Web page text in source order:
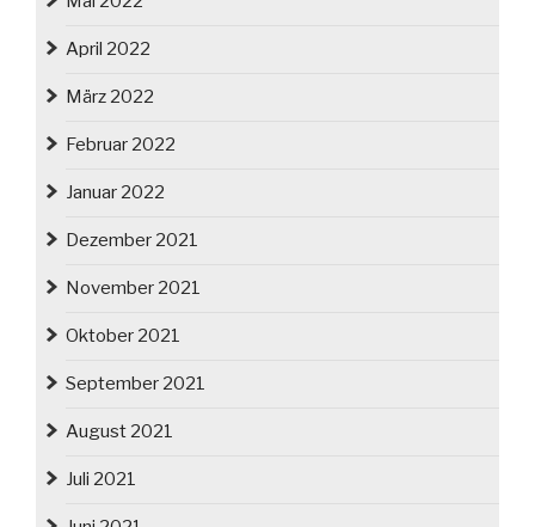
April 2022
März 2022
Februar 2022
Januar 2022
Dezember 2021
November 2021
Oktober 2021
September 2021
August 2021
Juli 2021